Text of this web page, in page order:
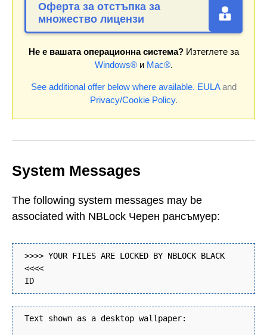
Оферта за отстъпка за
множество лицензи
Не е вашата операционна система?Изтеглете за
Windows®и Mac®.
See additional offer below where available. EULAand
Privacy/Cookie Policy.
System Messages
The following system messages may be
associated with NBLock Черен рансъмуер:
>>>> YOUR FILES ARE LOCKED BY NBLOCK BLACK
<<<<
ID
Text shown as a desktop wallpaper: